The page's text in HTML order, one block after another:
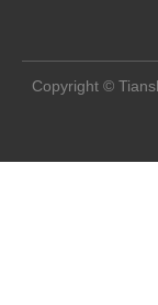
Copyright ©